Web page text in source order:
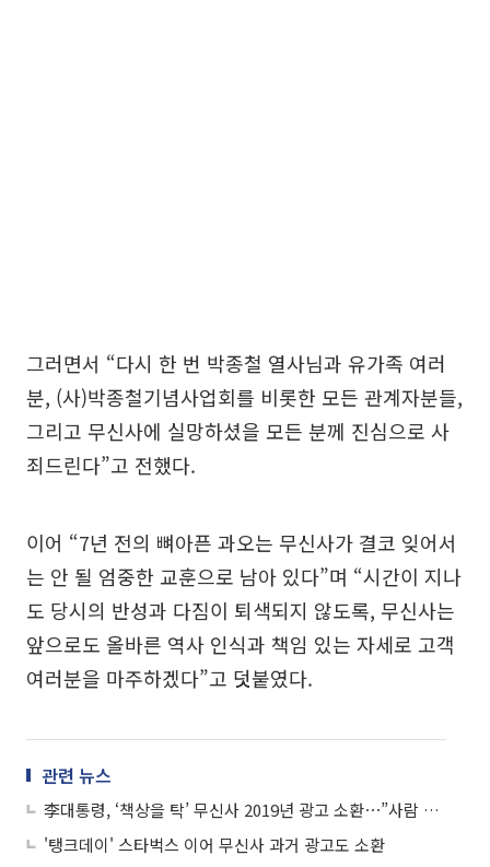
그러면서 “다시 한 번 박종철 열사님과 유가족 여러
분, (사)박종철기념사업회를 비롯한 모든 관계자분들,
그리고 무신사에 실망하셨을 모든 분께 진심으로 사
죄드린다”고 전했다.
이어 “7년 전의 뼈아픈 과오는 무신사가 결코 잊어서
는 안 될 엄중한 교훈으로 남아 있다”며 “시간이 지나
도 당시의 반성과 다짐이 퇴색되지 않도록, 무신사는
앞으로도 올바른 역사 인식과 책임 있는 자세로 고객
여러분을 마주하겠다”고 덧붙였다.
관련 뉴스
李대통령, ‘책상을 탁’ 무신사 2019년 광고 소환⋯”사람 탈 쓰고 이럴 수가”
'탱크데이' 스타벅스 이어 무신사 과거 광고도 소환